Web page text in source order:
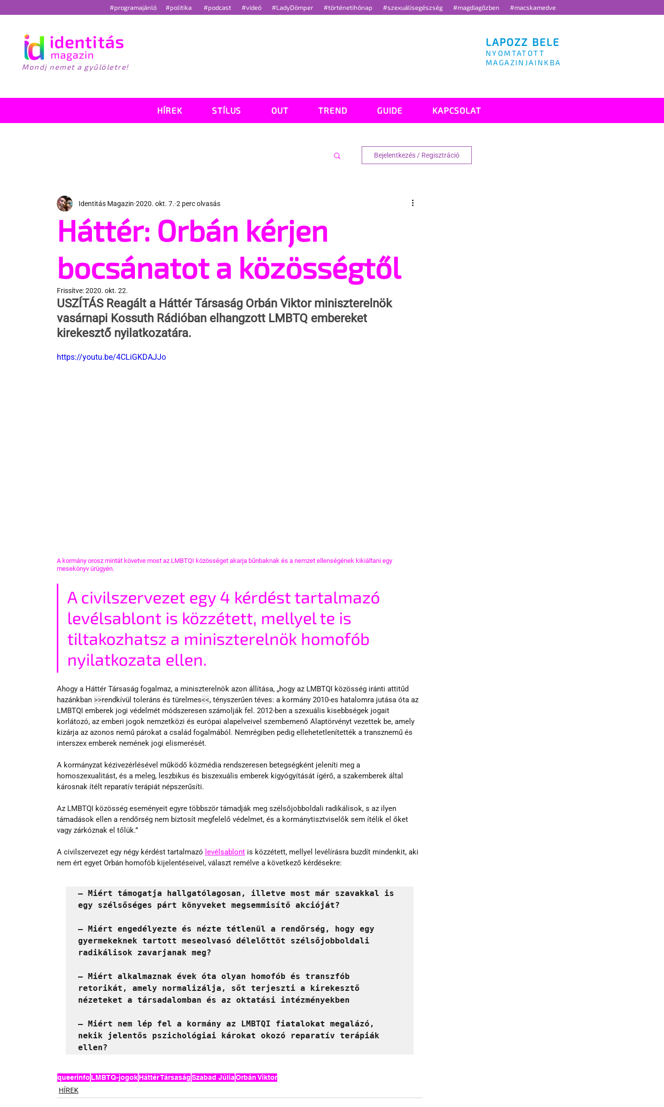
#programajánló #politika #podcast #videó #LadyDömper #történetihónap #szexuálisegészség #magdiagőzben #macskamedve
Mondj nemet a gyűlöletre!
LAPOZZ BELE
NYOMTATOTT
MAGAZINJAINKBA
HÍREK STÍLUS OUT TREND GUIDE KAPCSOLAT
Bejelentkezés / Regisztráció
Háttér: Orbán kérjen
bocsánatot a közösségtől
Identitás Magazin 2020. okt. 7. 2 perc olvasás
Frissítve:2020. okt. 22.
USZÍTÁS Reagált a Háttér Társaság Orbán Viktor miniszterelnök
vasárnapi Kossuth Rádióban elhangzott LMBTQ embereket
kirekesztő nyilatkozatára.
https://youtu.be/4CLiGKDAJJo
A kormány orosz mintát követve most az LMBTQI közösséget akarja bűnbaknak és a nemzet ellenségének kikiáltani egy
mesekönyv ürügyén.
A civilszervezet egy 4 kérdést tartalmazó
levélsablont is közzétett, mellyel te is
tiltakozhatsz a miniszterelnök homofób
nyilatkozata ellen.
Ahogy a Háttér Társaság fogalmaz, a miniszterelnök azon állítása, „hogy az LMBTQI közösség iránti attitűd
hazánkban >>rendkívül toleráns és türelmes<<, tényszerűen téves: a kormány 2010-es hatalomra jutása óta az
LMBTQI emberek jogi védelmét módszeresen számolják fel. 2012-ben a szexuális kisebbségek jogait
korlátozó, az emberi jogok nemzetközi és európai alapelveivel szembemenő Alaptörvényt vezettek be, amely
kizárja az azonos nemű párokat a család fogalmából. Nemrégiben pedig ellehetetlenítették a transznemű és
interszex emberek nemének jogi elismerését.
A kormányzat kézivezérlésével működő közmédia rendszeresen betegségként jeleníti meg a
homoszexualitást, és a meleg, leszbikus és biszexuális emberek kigyógyítását ígérő, a szakemberek által
károsnak ítélt reparatív terápiát népszerűsíti.
Az LMBTQI közösség eseményeit egyre többször támadják meg szélsőjobboldali radikálisok, s az ilyen
támadások ellen a rendőrség nem biztosít megfelelő védelmet, és a kormánytisztviselők sem ítélik el őket
vagy zárkóznak el tőlük.”
A civilszervezet egy négy kérdést tartalmazó levélsablont is közzétett, mellyel levélírásra buzdít mindenkit, aki
nem ért egyet Orbán homofób kijelentéseivel, választ remélve a következő kérdésekre:
– Miért támogatja hallgatólagosan, illetve most már szavakkal is
egy szélsőséges párt könyveket megsemmisítő akcióját?
– Miért engedélyezte és nézte tétlenül a rendőrség, hogy egy
gyermekeknek tartott meseolvasó délelőttöt szélsőjobboldali
radikálisok zavarjanak meg?
– Miért alkalmaznak évek óta olyan homofób és transzfób
retorikát, amely normalizálja, sőt terjeszti a kirekesztő
nézeteket a társadalomban és az oktatási intézményekben
– Miért nem lép fel a kormány az LMBTQI fiatalokat megalázó,
nekik jelentős pszichológiai károkat okozó reparatív terápiák
ellen?
queerinfo LMBTQ-jogok Háttér TársaságSzabad JúliaOrbán Viktor
HÍREK